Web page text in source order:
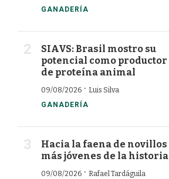
GANADERÍA
SIAVS: Brasil mostro su
potencial como productor
de proteína animal
09/08/2026 · Luis Silva
GANADERÍA
Hacia la faena de novillos
más jóvenes de la historia
09/08/2026 · Rafael Tardáguila